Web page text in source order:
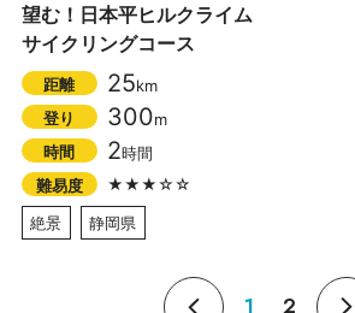
望む！日本平ヒルクライム
サイクリングコース
距離 25km
登り
300m
時間
2時間
難易度
★★★☆☆
絶景
静岡県
1 2